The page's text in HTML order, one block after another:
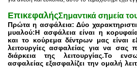
ΕπικεφαλήςΣημαντικά σημεία
Πρώτα η ασφάλεια: Δύο
μυαλού:Η ασφάλεια είναι η
και το κούρεμα δέντρων μας είναι
λειτουργίες ασφαλείας για να σας
διάρκεια της λειτουργίας.Το
ασφαλείας εξασφαλίζει την ομαλή